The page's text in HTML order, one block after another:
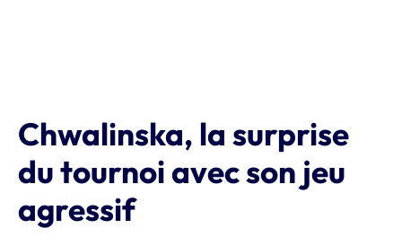
Chwalinska, la surprise
du tournoi avec son jeu
agressif